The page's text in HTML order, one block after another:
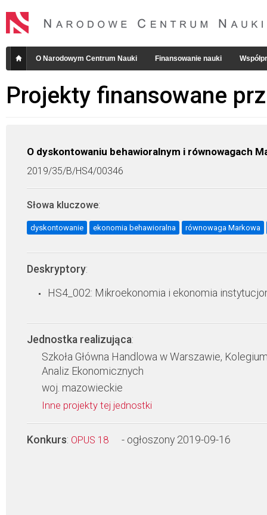
O Narodowym Centrum Nauki Finansowanie nauki
Projekty finansowane
O dyskontowaniu behawioralnym i równowagach
2019/35/B/HS4/00346
Słowa kluczowe:
dyskontowanie ekonomia behawioralna równowaga Markowa
Deskryptory:
HS4_002: Mikroekonomia i ekonomia
Jednostka realizująca:
Szkoła Główna Handlowa w Warszawie,
Analiz Ekonomicznych
woj. mazowieckie
Inne projekty tej jednostki
Konkurs: OPUS 18 - ogłoszony 2019-09-16